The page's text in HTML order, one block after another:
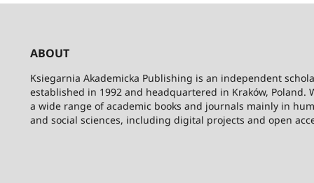
ABOUT
Ksiegarnia Akademicka Publishing is an independent
established in 1992 and headquartered in Kraków, Poland.
a wide range of academic books and journals mainly in
and social sciences, including digital projects and open